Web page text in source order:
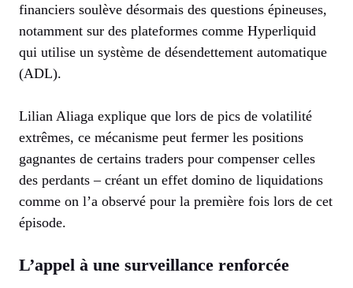
financiers soulève désormais des questions épineuses,
notamment sur des plateformes comme Hyperliquid
qui utilise un système de désendettement automatique
(ADL).
Lilian Aliaga explique que lors de pics de volatilité
extrêmes, ce mécanisme peut fermer les positions
gagnantes de certains traders pour compenser celles
des perdants – créant un effet domino de liquidations
comme on l’a observé pour la première fois lors de cet
épisode.
L’appel à une surveillance renforcée